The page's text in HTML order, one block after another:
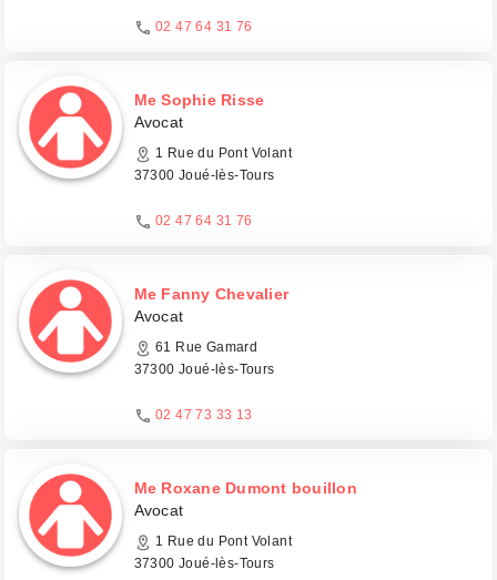
02 47 64 31 76
Me Sophie Risse
Avocat
1 Rue du Pont Volant
37300 Joué-lès-Tours
02 47 64 31 76
Me Fanny Chevalier
Avocat
61 Rue Gamard
37300 Joué-lès-Tours
02 47 73 33 13
Me Roxane Dumont bouillon
Avocat
1 Rue du Pont Volant
37300 Joué-lès-Tours